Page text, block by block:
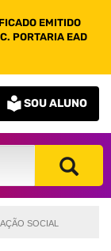
EMITIDO
PORTARIA EAD
SOU ALUNO
SOCIAL